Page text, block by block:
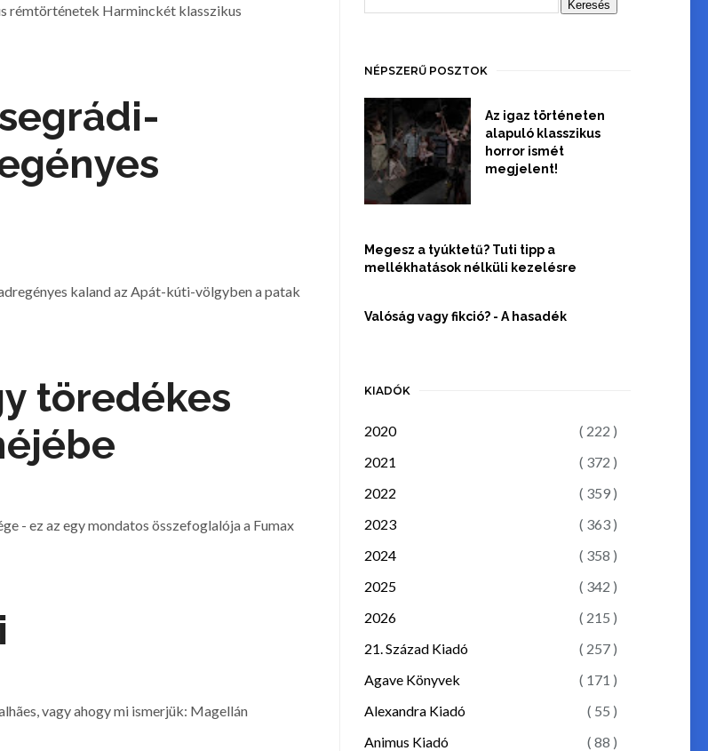
rémtörténetek Harminckét klasszikus
kaland az Apát-kúti-völgyben a patak
töredékes
- ez az egy mondatos összefoglalója a Fumax
vagy ahogy mi ismerjük: Magellán
NÉPSZERŰ POSZTOK
Az igaz történeten
alapuló klasszikus
horror ismét
megjelent!
Megesz a tyúktetű? Tuti tipp a
mellékhatások nélküli kezelésre
Valóság vagy fikció? - A hasadék
KIADÓK
2020
( 222 )
2021
( 372 )
2022
( 359 )
2023
( 363 )
2024
( 358 )
2025
( 342 )
2026
( 215 )
21. Század Kiadó
( 257 )
Agave Könyvek
( 171 )
Alexandra Kiadó
( 55 )
Animus Kiadó
( 88 )